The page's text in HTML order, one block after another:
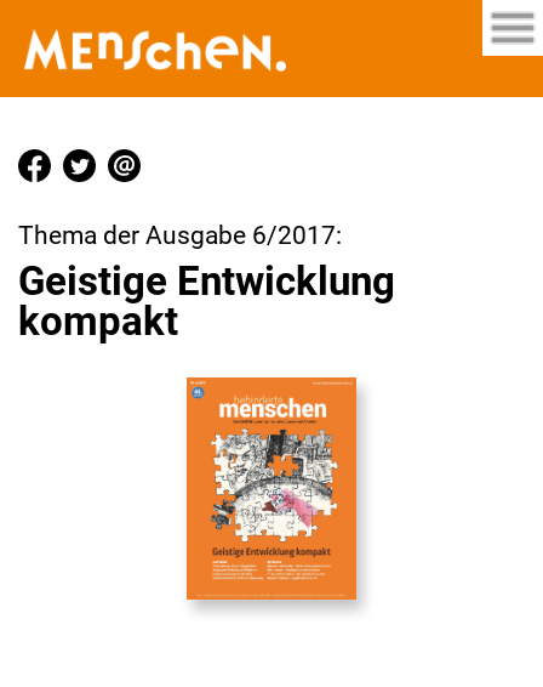
Thema der Ausgabe 6/2017:
Geistige Entwicklung
kompakt